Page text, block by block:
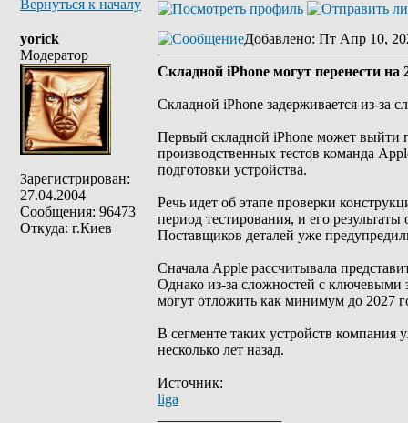
Вернуться к началу
yorick
Модератор
Зарегистрирован:
27.04.2004
Сообщения: 96473
Откуда: г.Киев
Добавлено: Пт Апр 10,
Cкладной iPhone могут перенести на
Складной iPhone задерживается из-за
Первый складной iPhone может выйти
производственных тестов команда
подготовки устройства.
Речь идет об этапе проверки
период тестирования, и его
Поставщиков деталей уже
Сначала Apple рассчитывала
Однако из-за сложностей с ключевыми
могут отложить как минимум до 2027
В сегменте таких устройств компания
несколько лет назад.
Источник:
liga